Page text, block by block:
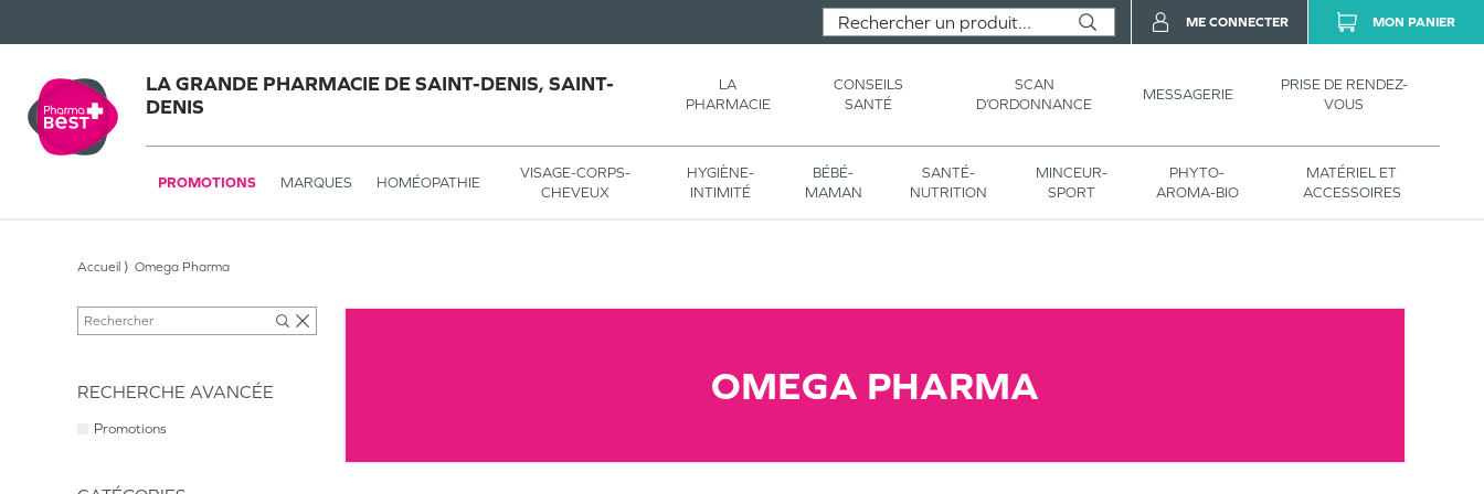
LA GRANDE PHARMACIE DE SAINT-DENIS, SAINT-
DENIS
LA
PHARMACIE
CONSEILS
SANTÉ
SCAN
D’ORDONNANCE
MESSAGERIE
PRISE DE RENDEZ-
VOUS
PROMOTIONS MARQUES HOMÉOPATHIE
VISAGE-CORPS-
CHEVEUX
HYGIÈNE-
INTIMITÉ
BÉBÉ-
MAMAN
SANTÉ-
NUTRITION
MINCEUR-
SPORT
PHYTO-
AROMA-BIO
MATÉRIEL ET
ACCESSOIRES
ME CONNECTER MON PANIER
Accueil Omega Pharma
RECHERCHE AVANCÉE
Promotions
OMEGA PHARMA